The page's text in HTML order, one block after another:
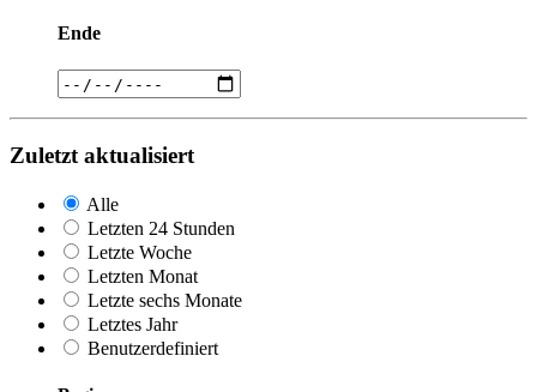
Ende
Zuletzt aktualisiert
Alle
Letzten 24 Stunden
Letzte Woche
Letzten Monat
Letzte sechs Monate
Letztes Jahr
Benutzerdefiniert